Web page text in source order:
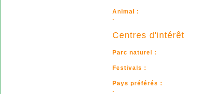
Animal :
.
Centres d'intérêt
Parc naturel :
Festivals :
Pays préférés :
.